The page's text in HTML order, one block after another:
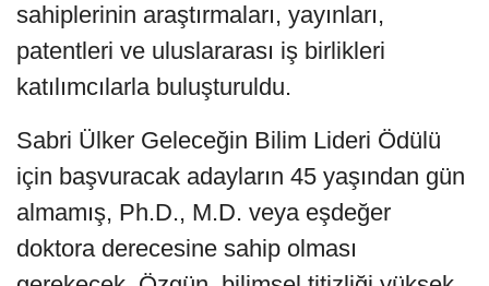
sahiplerinin araştırmaları, yayınları,
patentleri ve uluslararası iş birlikleri
katılımcılarla buluşturuldu.
Sabri Ülker Geleceğin Bilim Lideri Ödülü
için başvuracak adayların 45 yaşından gün
almamış, Ph.D., M.D. veya eşdeğer
doktora derecesine sahip olması